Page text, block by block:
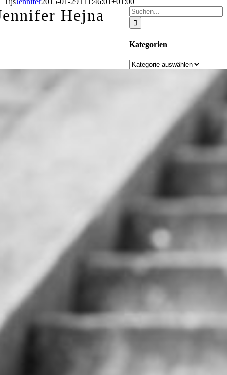
Suche
nach:
Kategorien
Kategorien
Hejna